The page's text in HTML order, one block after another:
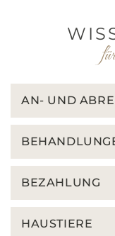
AN- UND
BEZAHLUNG
HAUSTIERE